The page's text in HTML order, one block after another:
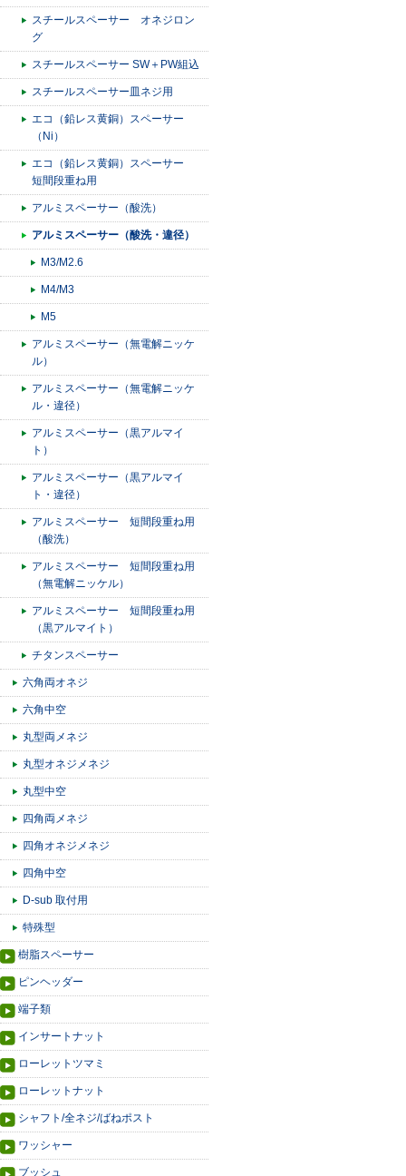
スチールスペーサー オネジロン
グ
スチールスペーサー SW＋PW組込
スチールスペーサー皿ネジ用
エコ（鉛レス黄銅）スペーサー
（Ni）
エコ（鉛レス黄銅）スペーサー
短間段重ね用
アルミスペーサー（酸洗）
アルミスペーサー（酸洗・違径）
M3/M2.6
M4/M3
M5
アルミスペーサー（無電解ニッケ
ル）
アルミスペーサー（無電解ニッケ
ル・違径）
アルミスペーサー（黒アルマイ
ト）
アルミスペーサー（黒アルマイ
ト・違径）
アルミスペーサー 短間段重ね用
（酸洗）
アルミスペーサー 短間段重ね用
（無電解ニッケル）
アルミスペーサー 短間段重ね用
（黒アルマイト）
チタンスペーサー
六角両オネジ
六角中空
丸型両メネジ
丸型オネジメネジ
丸型中空
四角両メネジ
四角オネジメネジ
四角中空
D-sub 取付用
特殊型
樹脂スペーサー
ピンヘッダー
端子類
インサートナット
ローレットツマミ
ローレットナット
シャフト/全ネジ/ばねポスト
ワッシャー
ブッシュ